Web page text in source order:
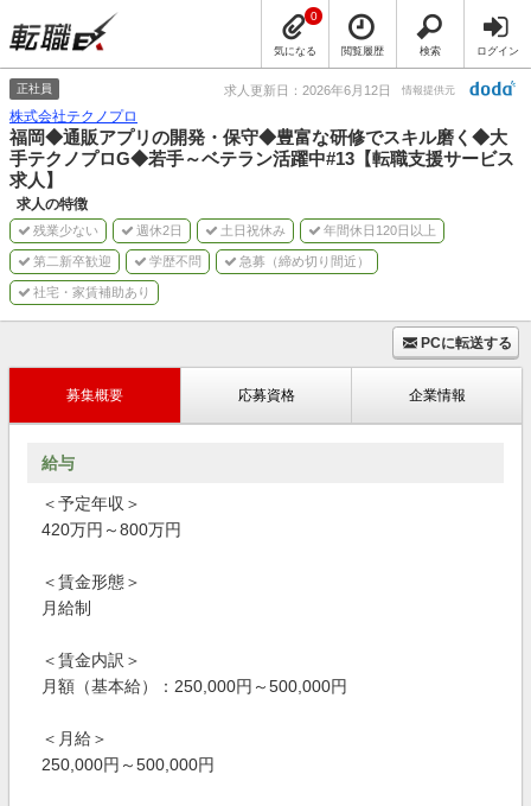
気になる
0
閲覧履歴 検索 ログイン
正社員 求人更新日：2026年6月12日 情報提供元
株式会社テクノプロ
福岡◆通販アプリの開発・保守◆豊富な研修でスキル磨く◆大
手テクノプロG◆若手～ベテラン活躍中#13【転職支援サービス
求人】
求人の特徴
残業少ない 週休2日 土日祝休み 年間休日120日以上
第二新卒歓迎 学歴不問 急募（締め切り間近）
社宅・家賃補助あり
PCに転送する
募集概要 応募資格 企業情報
給与
＜予定年収＞
420万円～800万円
＜賃金形態＞
月給制
＜賃金内訳＞
月額（基本給）：250,000円～500,000円
＜月給＞
250,000円～500,000円